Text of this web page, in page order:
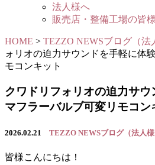
法人様へ
販売店・整備工場の皆
HOME > TEZZO NEWSブログ（法
ォリオの迫力サウンドを手軽に体
モコンキット
クワドリフォリオの迫力サウ
マフラーバルブ可変リモコン
2026.02.21 TEZZO NEWSブログ（法人様
皆様こんにちは！